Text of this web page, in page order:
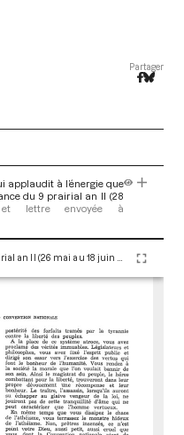
Partager
applaudit à l’énergie que
du 9 prairial an II (28
et lettre envoyée à